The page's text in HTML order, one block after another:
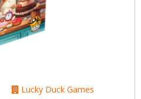
Lucky Duck Games